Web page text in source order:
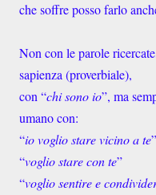
che soffre posso farlo
Non con le parole
sapienza (proverbiale),
con “chi sono io”, ma
umano con:
“io voglio stare vicino a te”
“voglio stare con te”
“voglio sentire e